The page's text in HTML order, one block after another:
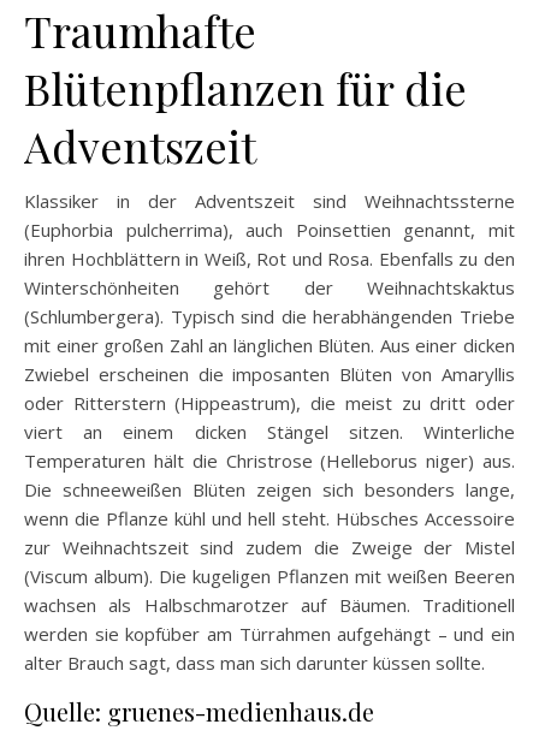
Traumhafte
Blütenpflanzen für die
Adventszeit
Klassiker in der Adventszeit sind Weihnachtssterne
(Euphorbia pulcherrima), auch Poinsettien genannt, mit
ihren Hochblättern in Weiß, Rot und Rosa. Ebenfalls zu den
Winterschönheiten gehört der Weihnachtskaktus
(Schlumbergera). Typisch sind die herabhängenden Triebe
mit einer großen Zahl an länglichen Blüten. Aus einer dicken
Zwiebel erscheinen die imposanten Blüten von Amaryllis
oder Ritterstern (Hippeastrum), die meist zu dritt oder
viert an einem dicken Stängel sitzen. Winterliche
Temperaturen hält die Christrose (Helleborus niger) aus.
Die schneeweißen Blüten zeigen sich besonders lange,
wenn die Pflanze kühl und hell steht. Hübsches Accessoire
zur Weihnachtszeit sind zudem die Zweige der Mistel
(Viscum album). Die kugeligen Pflanzen mit weißen Beeren
wachsen als Halbschmarotzer auf Bäumen. Traditionell
werden sie kopfüber am Türrahmen aufgehängt – und ein
alter Brauch sagt, dass man sich darunter küssen sollte.
Quelle: gruenes-medienhaus.de